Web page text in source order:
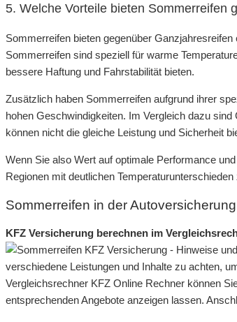
5. Welche Vorteile bieten Sommerreifen
Sommerreifen bieten gegenüber
Sommerreifen sind speziell für warme
bessere Haftung und Fahrstabilität bieten.
Zusätzlich haben Sommerreifen aufgrund ihrer
hohen Geschwindigkeiten. Im Vergleich dazu
können nicht die gleiche Leistung und Sicherheit
Wenn Sie also Wert auf optimale Performance
Regionen mit deutlichen
Sommerreifen in der
KFZ Versicherung berechnen im
verschiedene Leistungen und Inhalte zu achten,
Vergleichsrechner KFZ Online Rechner können
entsprechenden Angebote anzeigen lassen.